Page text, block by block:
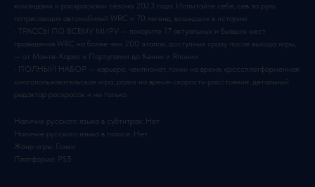
командами и раскрасками сезона 2023 года. Испытайте себя, сев за руль
потрясающих автомобилей WRC и 70 легенд, вошедших в историю
• ТРАССЫ ПО ВСЕМУ МИРУ — покорите 17 актуальных и бывших мест
проведения WRC на более чем 200 этапах, доступных сразу после выхода игры,
— от Монте-Карло и Португалии до Кении и Японии
• ПОЛНЫЙ НАБОР — карьера, чемпионат, гонки на время, кроссплатформенная
многопользовательская игра, ралли на время-скорость-расстояние, детальный
редактор раскрасок и не только
Наличие русского языка в субтитрах: Нет
Наличие русского языка в голосе: Нет
Жанр игры: Гонки
Платформа: PS5